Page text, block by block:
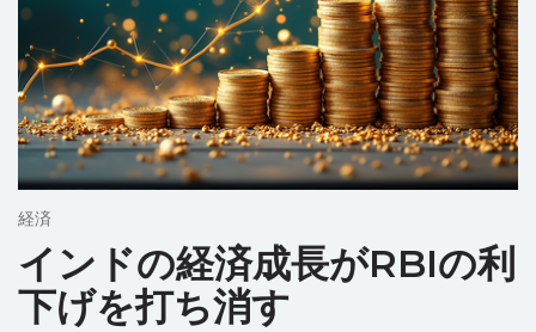
経済
インドの経済成長がRBIの利
下げを打ち消す